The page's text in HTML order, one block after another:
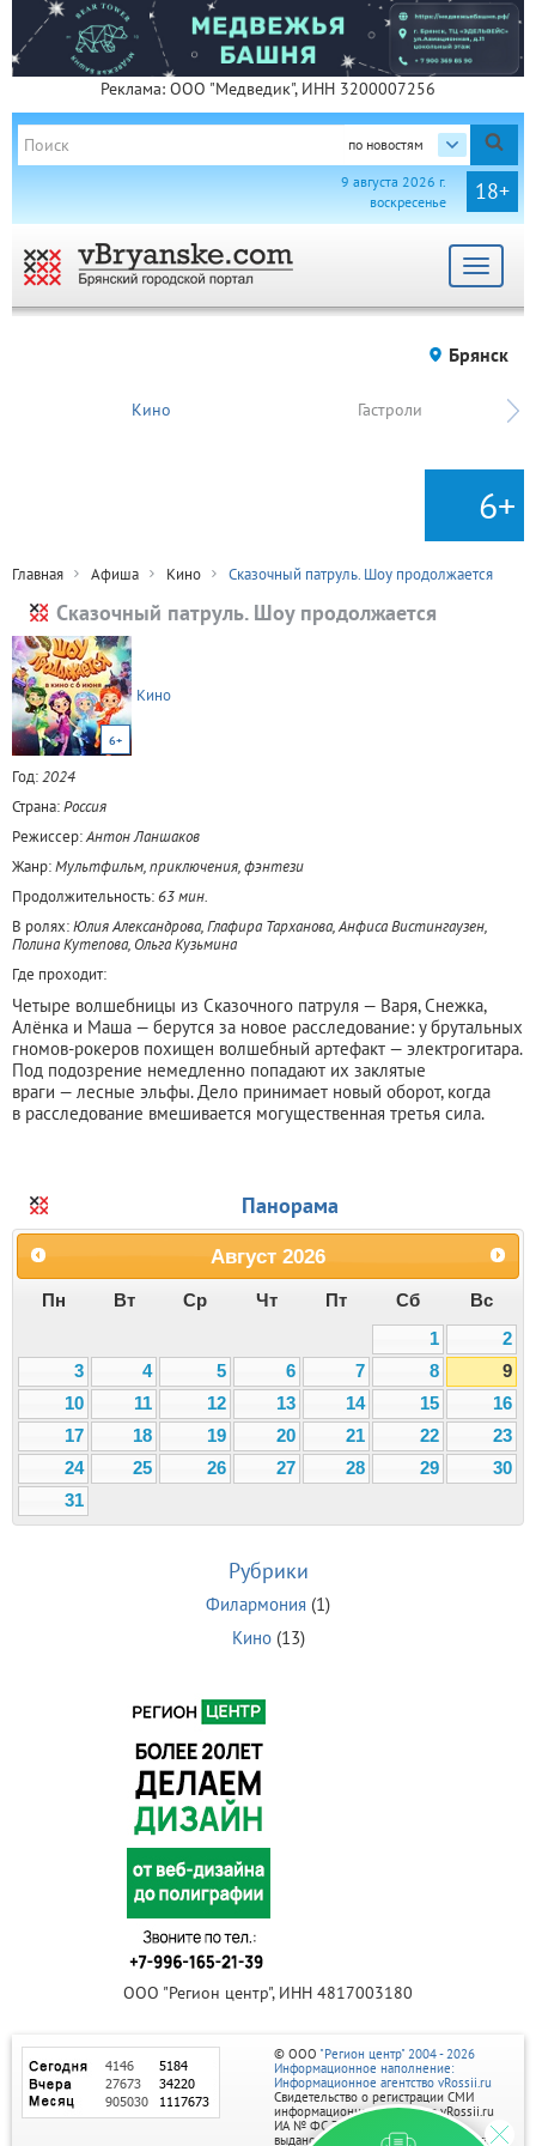
Реклама: ООО "Медведик", ИНН 3200007256
по новостям
18+
9 августа 2026 г.
воскресенье
Toggle
Брянск
Кино Гастроли
6+
Главная Афиша Кино Сказочный патруль. Шоу продолжается
Сказочный патруль. Шоу продолжается
6+
Кино
Год:2024
Страна:Россия
Режиссер:Антон Ланшаков
Жанр:Мультфильм, приключения, фэнтези
Продолжительность:63 мин.
В ролях:Юлия Александрова, Глафира Тарханова, Анфиса Вистингаузен,
Полина Кутепова, Ольга Кузьмина
Где проходит:
Четыре волшебницы из Сказочного патруля — Варя, Снежка,
Алёнка и Маша — берутся за новое расследование: у брутальных
гномов-рокеров похищен волшебный артефакт — электрогитара.
Под подозрение немедленно попадают их заклятые
враги — лесные эльфы. Дело принимает новый оборот, когда
в расследование вмешивается могущественная третья сила.
Панорама
Август 2026
Пн Вт Ср Чт Пт Сб
Вс
1
2
3
4 5 6 7 8
9
10
11 12 13 14 15
16
17
18 19 20 21 22
23
24
25 26 27 28 29
30
31
Рубрики
Филармония (1)
Кино(13)
ООО "Регион центр", ИНН 4817003180
© ООО "Регион центр" 2004 - 2026
Информационное наполнение:
Информационное агентство vRossii.ru
Свидетельство о регистрации СМИ
информационного агентства vRossii.ru
ИА № ФС 77‑35502
выдано РОСКОМНАДЗОРом 04 марта